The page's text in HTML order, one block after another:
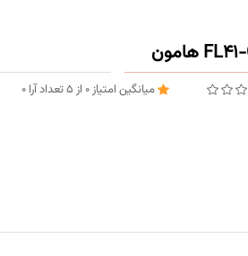
میانگین امتیاز0 از 5تعداد آرا 0